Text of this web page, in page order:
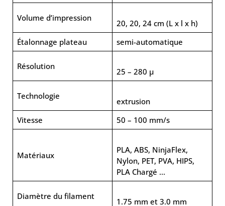
Volume d’impression
20, 20, 24 cm (L x l x h)
Étalonnage plateau
semi-automatique
Résolution
25 – 280 µ
Technologie
extrusion
Vitesse
50 – 100 mm/s
Matériaux
PLA, ABS, NinjaFlex,
Nylon, PET, PVA, HIPS,
PLA Chargé …
Diamètre du filament
1.75 mm et 3.0 mm